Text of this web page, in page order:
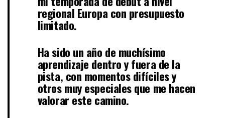
regional Europa con presupuesto
limitado.
Ha sido un año de muchísimo
aprendizaje dentro y fuera de la
pista, con momentos difíciles y
otros muy especiales que me hacen
valorar este camino.